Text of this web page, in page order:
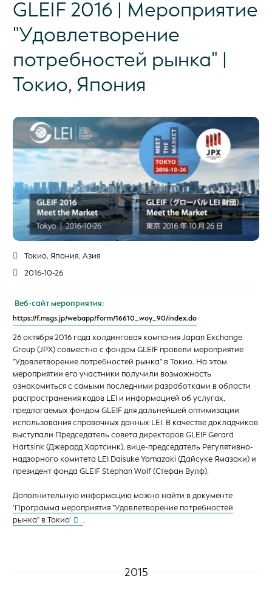
GLEIF 2016 | Мероприятие
"Удовлетворение
потребностей рынка" |
Токио, Япония
Токио, Япония, Азия
2016-10-26
Веб-сайт мероприятия:
https://f.msgs.jp/webapp/form/16610_woy_90/index.do
26 октября 2016 года холдинговая компания Japan Exchange
Group (JPX) совместно с фондом GLEIF провели мероприятие
"Удовлетворение потребностей рынка" в Токио. На этом
мероприятии его участники получили возможность
ознакомиться с самыми последними разработками в области
распространения кодов LEI и информацией об услугах,
предлагаемых фондом GLEIF для дальнейшей оптимизации
использования справочных данных LEI. В качестве докладчиков
выступали Председатель совета директоров GLEIF Gerard
Hartsink (Джерард Хартсинк), вице-председатель Регулятивно-
надзорного комитета LEI Daisuke Yamazaki (Дайсуке Ямазаки) и
президент фонда GLEIF Stephan Wolf (Стефан Вулф).
Дополнительную информацию можно найти в документе
‘Программа мероприятия "Удовлетворение потребностей
рынка" в Токио’
.
2015